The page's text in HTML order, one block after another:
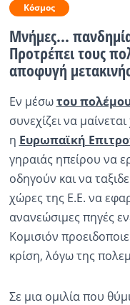
Ραδιόφωνο LIVE
Εκπομπές
Πολιτισμός
Κόσμος
Mνήμες...
Προτρέπει τους
αποφυγή
Εν μέσωτου
συνεχίζει να
η Ευρωπαϊκή
γηραιάς ηπείρου να
οδηγούν και να
χώρες της Ε.Ε. να
ανανεώσιμες πηγές
Κομισιόν
κρίση, λόγω της
Σε μια ομιλία που